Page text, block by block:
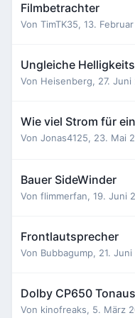
Filmbetrachter
Von TimTK35, 13.
Ungleiche
Von Heisenberg, 27. Juni
Wie viel Strom für
Von Jonas4125, 23. Mai
Bauer SideWinder
Von flimmerfan, 19. Juni
Frontlautsprecher
Von Bubbagump, 21.
Dolby CP650
Von kinofreaks, 5. März